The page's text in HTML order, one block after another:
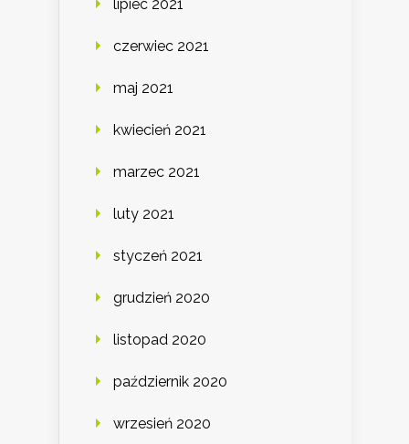
lipiec 2021
czerwiec 2021
maj 2021
kwiecień 2021
marzec 2021
luty 2021
styczeń 2021
grudzień 2020
listopad 2020
październik 2020
wrzesień 2020